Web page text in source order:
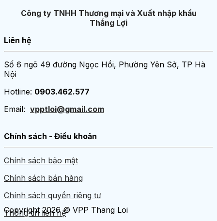
Công ty TNHH Thương mại và Xuất nhập khẩu
Thắng Lợi
Liên hệ
Số 6 ngõ 49 đường Ngọc Hồi, Phường Yên Sở, TP Hà
Nội
Hotline: 0903.462.577
Email: vpptloi@gmail.com
Chính sách - Điều khoản
Chính sách bảo mật
Chính sách bán hàng
Chính sách quyền riêng tư
Thông tin liên hệ
Copyright 2026 © VPP Thang Loi